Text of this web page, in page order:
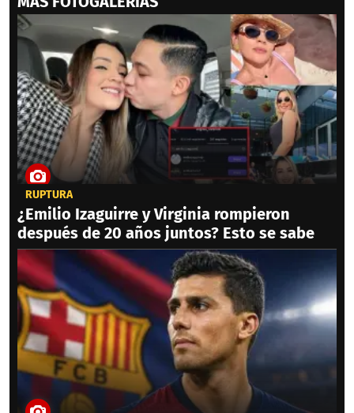
RUPTURA
¿Emilio Izaguirre y Virginia rompieron
después de 20 años juntos? Esto se sabe